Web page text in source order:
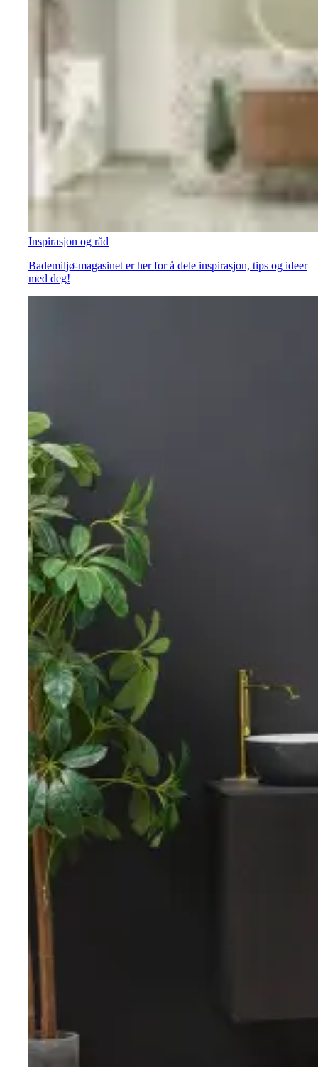
Inspirasjon og råd
Bademiljø-magasinet er her for å dele inspirasjon, tips og ideer
med deg!